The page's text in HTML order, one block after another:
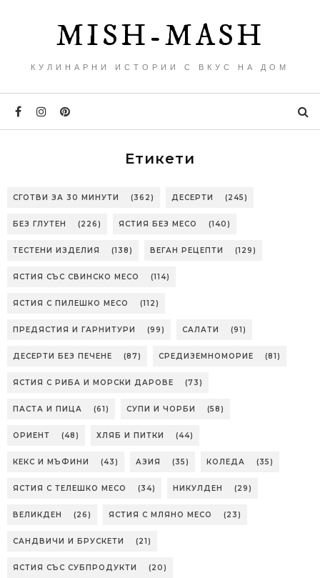
MISH-MASH
КУЛИНАРНИ ИСТОРИИ С ВКУС НА ДОМ
Етикети
СГОТВИ ЗА 30 МИНУТИ (362) ДЕСЕРТИ (245)
БЕЗ ГЛУТЕН (226) ЯСТИЯ БЕЗ МЕСО (140)
ТЕСТЕНИ ИЗДЕЛИЯ (138) ВЕГАН РЕЦЕПТИ (129)
ЯСТИЯ СЪС СВИНСКО МЕСО (114)
ЯСТИЯ С ПИЛЕШКО МЕСО (112)
ПРЕДЯСТИЯ И ГАРНИТУРИ (99) САЛАТИ (91)
ДЕСЕРТИ БЕЗ ПЕЧЕНЕ (87) СРЕДИЗЕМНОМОРИЕ (81)
ЯСТИЯ С РИБА И МОРСКИ ДАРОВЕ (73)
ПАСТА И ПИЦА (61) СУПИ И ЧОРБИ (58)
ОРИЕНТ (48) ХЛЯБ И ПИТКИ (44)
КЕКС И МЪФИНИ (43) АЗИЯ (35) КОЛЕДА (35)
ЯСТИЯ С ТЕЛЕШКО МЕСО (34) НИКУЛДЕН (29)
ВЕЛИКДЕН (26) ЯСТИЯ С МЛЯНО МЕСО (23)
САНДВИЧИ И БРУСКЕТИ (21)
ЯСТИЯ СЪС СУБПРОДУКТИ (20)